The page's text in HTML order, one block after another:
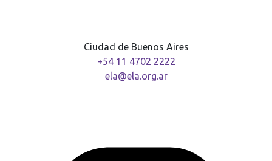
Ciudad de Buenos Aires
+54 11 4702 2222
ela@ela.org.ar